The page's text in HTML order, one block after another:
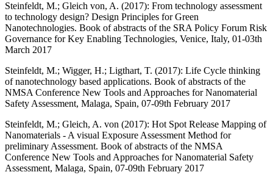
Steinfeldt, M.; Gleich von, A. (2017): From technology assessment
to technology design? Design Principles for Green
Nanotechnologies. Book of abstracts of the SRA Policy Forum Risk
Governance for Key Enabling Technologies, Venice, Italy, 01-03th
March 2017
Steinfeldt, M.; Wigger, H.; Ligthart, T. (2017): Life Cycle thinking
of nanotechnology based applications. Book of abstracts of the
NMSA Conference New Tools and Approaches for Nanomaterial
Safety Assessment, Malaga, Spain, 07-09th February 2017
Steinfeldt, M.; Gleich, A. von (2017): Hot Spot Release Mapping of
Nanomaterials - A visual Exposure Assessment Method for
preliminary Assessment. Book of abstracts of the NMSA
Conference New Tools and Approaches for Nanomaterial Safety
Assessment, Malaga, Spain, 07-09th February 2017